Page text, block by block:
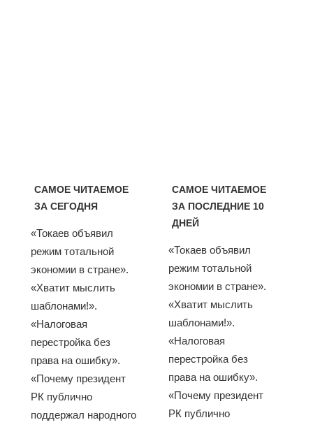
САМОЕ ЧИТАЕМОЕ
ЗА СЕГОДНЯ
«Токаев объявил
режим тотальной
экономии в стране».
«Хватит мыслить
шаблонами!».
«Налоговая
перестройка без
права на ошибку».
«Почему президент
РК публично
поддержал народного
САМОЕ ЧИТАЕМОЕ
ЗА ПОСЛЕДНИЕ 10
ДНЕЙ
«Токаев объявил
режим тотальной
экономии в стране».
«Хватит мыслить
шаблонами!».
«Налоговая
перестройка без
права на ошибку».
«Почему президент
РК публично